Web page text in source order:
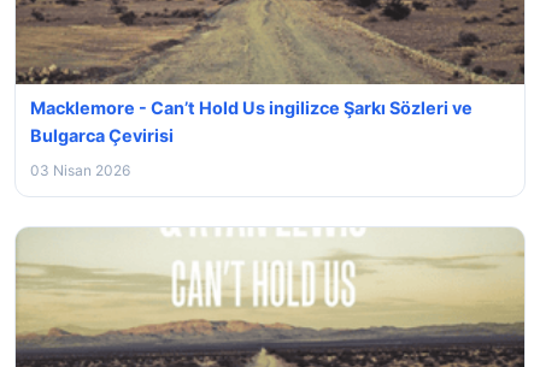
Macklemore - Can’t Hold Us ingilizce Şarkı Sözleri ve
Bulgarca Çevirisi
03 Nisan 2026